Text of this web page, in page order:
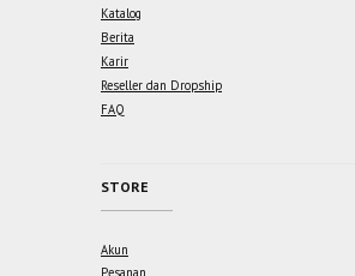
Katalog
Berita
Karir
Reseller dan Dropship
FAQ
STORE
Akun